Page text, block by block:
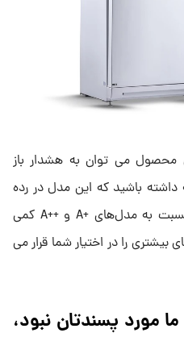
محصول می توان به هشدار باز
داشته باشید که این مدل در رده
مصرف انرژیB قرار می‌گیرد که نسبت به مدل‌های +A و ++A کمی
را در اختیار شما قرار می
مورد پسندتان نبود،